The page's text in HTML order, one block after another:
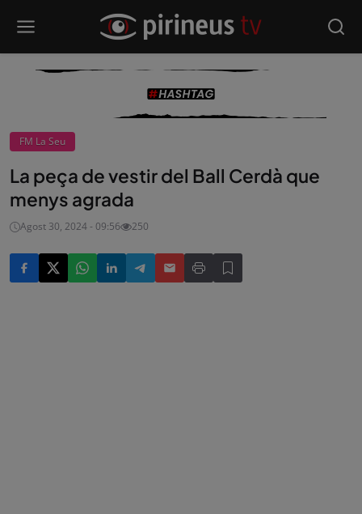
FM La Seu
La peça de vestir del Ball Cerdà que
menys agrada
Agost 30, 2024 - 09:56 250